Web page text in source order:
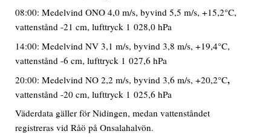
08:00: Medelvind ONO 4,0 m/s, byvind 5,5 m/s, +15,2°C,
vattenstånd -21 cm, lufttryck 1 028,0 hPa
14:00: Medelvind NV 3,1 m/s, byvind 3,8 m/s, +19,4°C,
vattenstånd -6 cm, lufttryck 1 027,6 hPa
20:00: Medelvind NO 2,2 m/s, byvind 3,6 m/s, +20,2°C,
vattenstånd -20 cm, lufttryck 1 025,6 hPa
Väderdata gäller för Nidingen, medan vattenståndet
registreras vid Råö på Onsalahalvön.